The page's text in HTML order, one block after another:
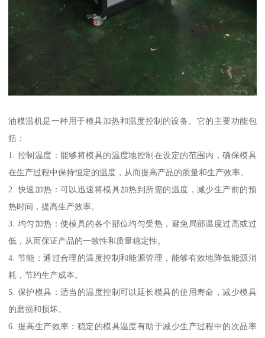
油模温机是一种用于模具加热和温度控制的设备。它的主要功能包
括：
1. 控制温度：能够将模具的温度地控制在设定的范围内，确保模具
在生产过程中保持恒定的温度，从而提高产品的质量和生产效率。
2. 快速加热：可以迅速将模具加热到所需的温度，减少生产前的预
热时间，提高生产效率。
3. 均匀加热：使模具的各个部位均匀受热，避免局部温度过高或过
低，从而保证产品的一致性和质量稳定性。
4. 节能：通过合理的温度控制和能源管理，能够有效地降低能源消
耗，节约生产成本。
5. 保护模具：适当的温度控制可以延长模具的使用寿命，减少模具
的磨损和损坏。
6. 提高生产效率：稳定的模具温度有助于减少生产过程中的次品率